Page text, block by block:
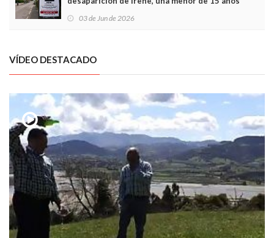
03 de Jun de 2026
VÍDEO DESTACADO